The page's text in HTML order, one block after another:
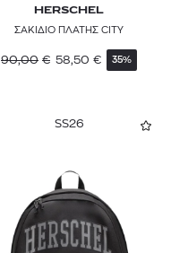
HERSCHEL
ΣΑΚΙΔΙΟ ΠΛΑΤΗΣ CITY
90,00 € 58,50 € 35%
SS26